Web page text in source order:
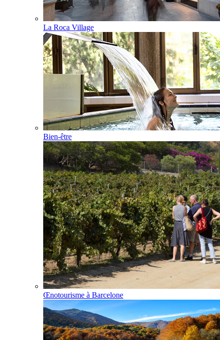
La Roca Village
Bien-être
Œnotourisme à Barcelone